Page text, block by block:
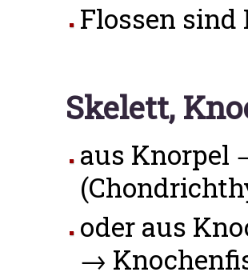
Flossen
Skelett,
aus Knorpel
oder aus
→